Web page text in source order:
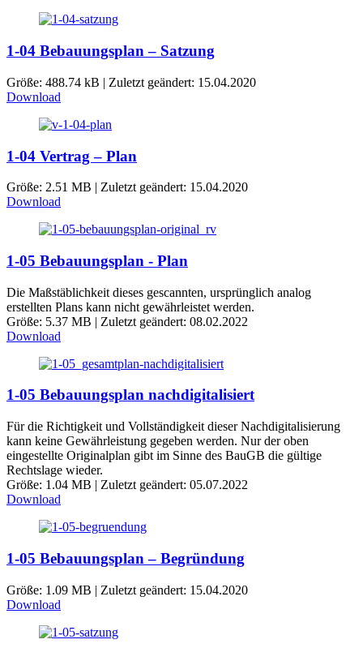
1-04 Bebauungsplan – Satzung
Größe: 488.74 kB | Zuletzt geändert: 15.04.2020
Download
1-04 Vertrag – Plan
Größe: 2.51 MB | Zuletzt geändert: 15.04.2020
Download
1-05 Bebauungsplan - Plan
Die Maßstäblichkeit dieses gescannten, ursprünglich analog
erstellten Plans kann nicht gewährleistet werden.
Größe: 5.37 MB | Zuletzt geändert: 08.02.2022
Download
1-05 Bebauungsplan nachdigitalisiert
Für die Richtigkeit und Vollständigkeit dieser Nachdigitalisierung
kann keine Gewährleistung gegeben werden. Nur der oben
eingestellte Originalplan gibt im Sinne des BauGB die gültige
Rechtslage wieder.
Größe: 1.04 MB | Zuletzt geändert: 05.07.2022
Download
1-05 Bebauungsplan – Begründung
Größe: 1.09 MB | Zuletzt geändert: 15.04.2020
Download